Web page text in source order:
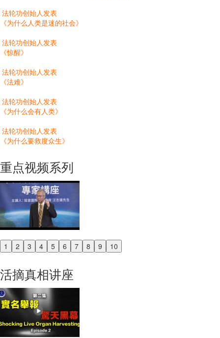
法轮功创始人发表
《为什么人类是迷的社会》
法轮功创始人发表
《惊醒》
法轮功创始人发表
《法难》
法轮功创始人发表
《为什么会有人类》
法轮功创始人发表
《为什么要救度众生》
重点视频系列
1 2 3 4 5 6 7 8 9 10
Previous
活摘真相讲座